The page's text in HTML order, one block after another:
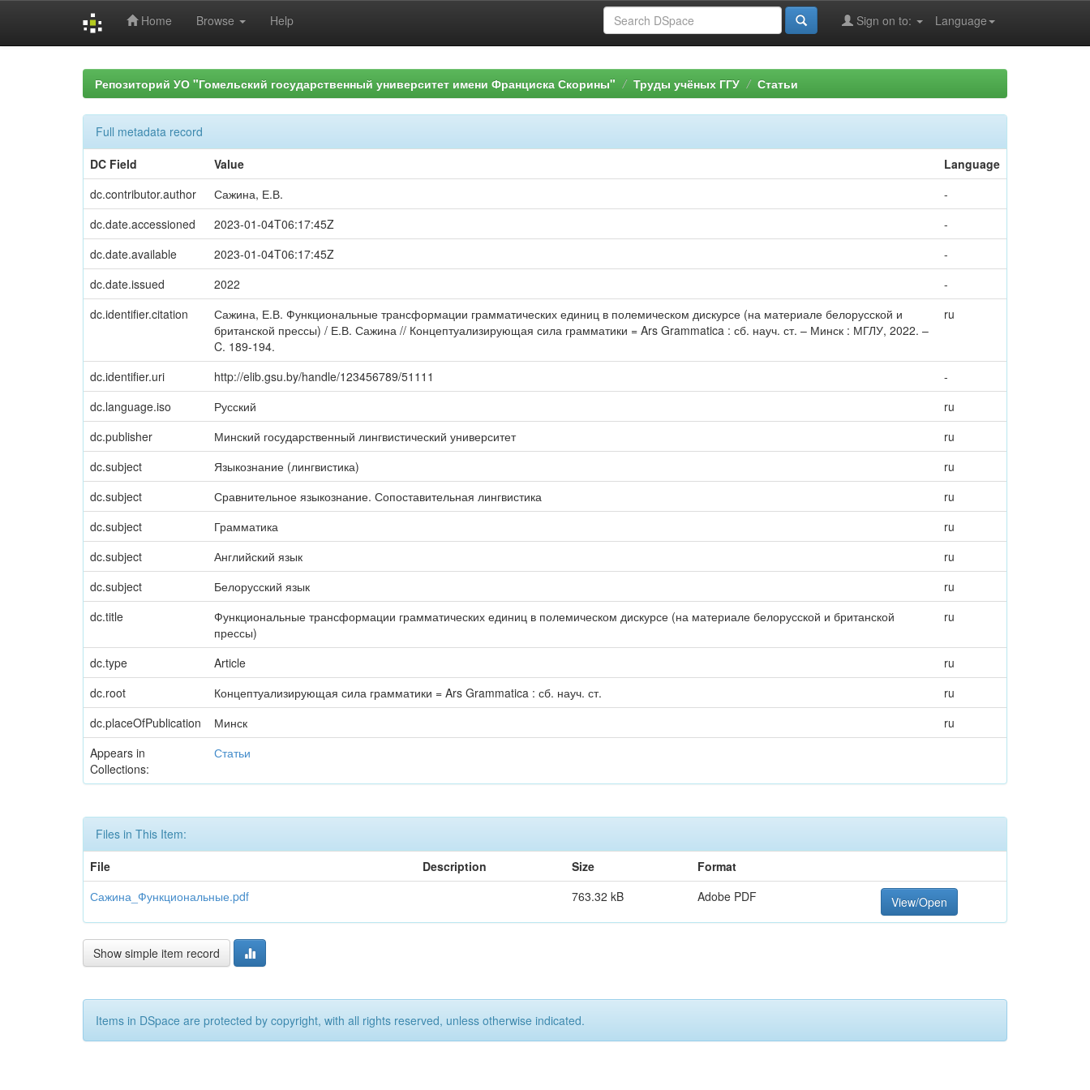
Home Browse Help Language
Sign on to:
Репозиторий УО "Гомельский государственный университет имени Франциска Скорины" Труды учёных ГГУ Статьи
Full metadata record
DC Field
Value
Language
dc.contributor.author
Сажина, Е.В.
-
dc.date.accessioned
2023-01-04T06:17:45Z
-
dc.date.available
2023-01-04T06:17:45Z
-
dc.date.issued
2022
-
dc.identifier.citation
Сажина, Е.В. Функциональные трансформации грамматических единиц в полемическом дискурсе (на материале белорусской и
британской прессы) / Е.В. Сажина // Концептуализирующая сила грамматики = Ars Grammatica : сб. науч. ст. – Минск : МГЛУ, 2022. –
C. 189-194.
ru
dc.identifier.uri http://elib.gsu.by/handle/123456789/51111
-
dc.language.iso
Русский
ru
dc.publisher
Минский государственный лингвистический университет
ru
dc.subject
Языкознание (лингвистика)
ru
dc.subject
Сравнительное языкознание. Сопоставительная лингвистика
ru
dc.subject
Грамматика
ru
dc.subject
Английский язык
ru
dc.subject
Белорусский язык
ru
dc.title
Функциональные трансформации грамматических единиц в полемическом дискурсе (на материале белорусской и британской
прессы)
ru
dc.type Article
ru
dc.root
Концептуализирующая сила грамматики = Ars Grammatica : сб. науч. ст.
ru
dc.placeOfPublication
Минск
ru
Appears in
Collections:
Статьи
Files in This Item:
File
Description Size
Format
Сажина_Функциональные.pdf
763.32 kB Adobe PDF View/Open
Show simple item record
Items in DSpace are protected by copyright, with all rights reserved, unless otherwise indicated.